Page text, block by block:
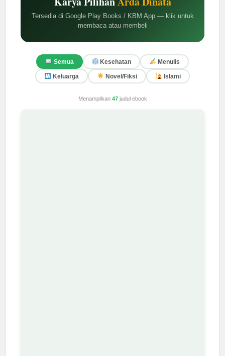
Tersedia di Google Play Books / KBM App — klik untuk
membaca atau membeli
Semua Kesehatan Menulis
Keluarga Novel/Fiksi Islami
Menampilkan 47judul ebook